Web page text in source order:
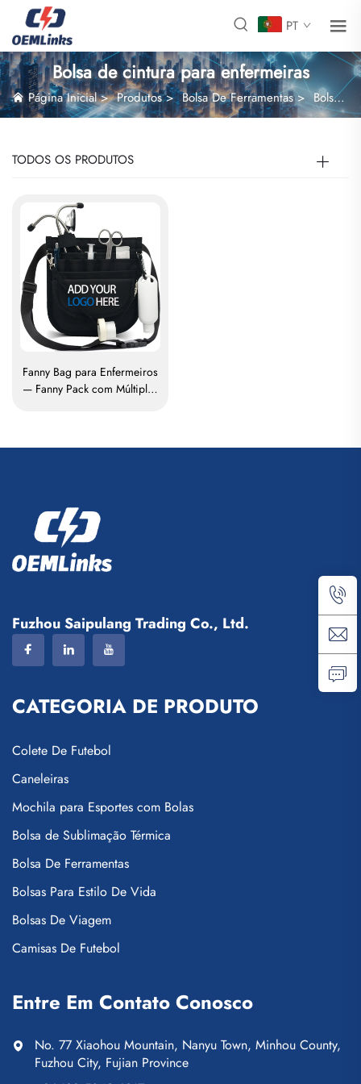
PT
Bolsa de cintura para enfermeiras
Página Inicial>Produtos>Bolsa De Ferramentas>Bolsa de cintura para enfermeiras
TODOS OS PRODUTOS
Fanny Bag para Enfermeiros
— Fanny Pack com Múltiplos
Fuzhou Saipulang Trading Co., Ltd.
CATEGORIA DE PRODUTO
Colete De Futebol
Caneleiras
Mochila para Esportes com Bolas
Bolsa de Sublimação Térmica
Bolsa De Ferramentas
Bolsas Para Estilo De Vida
Bolsas De Viagem
Camisas De Futebol
Entre Em Contato Conosco
No. 77 Xiaohou Mountain, Nanyu Town, Minhou County,
Fuzhou City, Fujian Province